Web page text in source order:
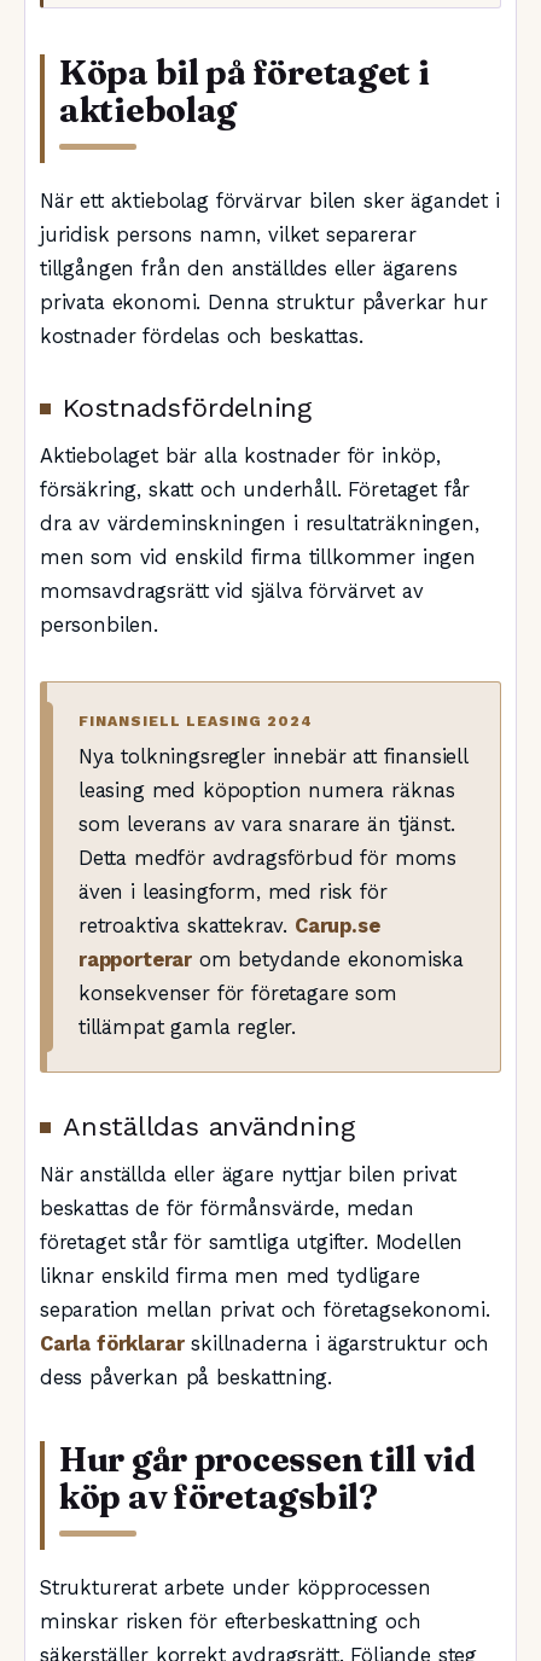
Köpa bil på företaget i
aktiebolag
När ett aktiebolag förvärvar bilen sker ägandet i
juridisk persons namn, vilket separerar
tillgången från den anställdes eller ägarens
privata ekonomi. Denna struktur påverkar hur
kostnader fördelas och beskattas.
Kostnadsfördelning
Aktiebolaget bär alla kostnader för inköp,
försäkring, skatt och underhåll. Företaget får
dra av värdeminskningen i resultaträkningen,
men som vid enskild firma tillkommer ingen
momsavdragsrätt vid själva förvärvet av
personbilen.
FINANSIELL LEASING 2024
Nya tolkningsregler innebär att finansiell
leasing med köpoption numera räknas
som leverans av vara snarare än tjänst.
Detta medför avdragsförbud för moms
även i leasingform, med risk för
retroaktiva skattekrav. Carup.se
rapporterar om betydande ekonomiska
konsekvenser för företagare som
tillämpat gamla regler.
Anställdas användning
När anställda eller ägare nyttjar bilen privat
beskattas de för förmånsvärde, medan
företaget står för samtliga utgifter. Modellen
liknar enskild firma men med tydligare
separation mellan privat och företagsekonomi.
Carla förklararskillnaderna i ägarstruktur och
dess påverkan på beskattning.
Hur går processen till vid
köp av företagsbil?
Strukturerat arbete under köpprocessen
minskar risken för efterbeskattning och
säkerställer korrekt avdragsrätt. Följande steg